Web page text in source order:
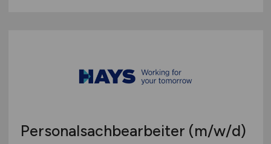
Personalsachbearbeiter (m/w/d)